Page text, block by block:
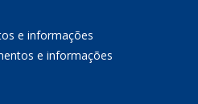
e informações
e informações